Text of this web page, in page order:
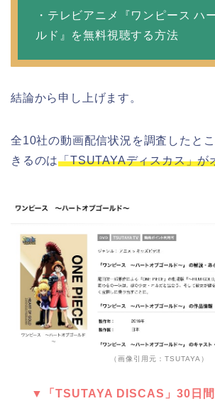
・テレビアニメ『ワンピース ハ
ルド』を無料視聴する方法
結論から申し上げます。
全10社の動画配信状況を調査したと
きるのは「TSUTAYAディスカス」が
（画像引用元：TSUTAYA）
▼「TSUTAYA DISCAS」30日